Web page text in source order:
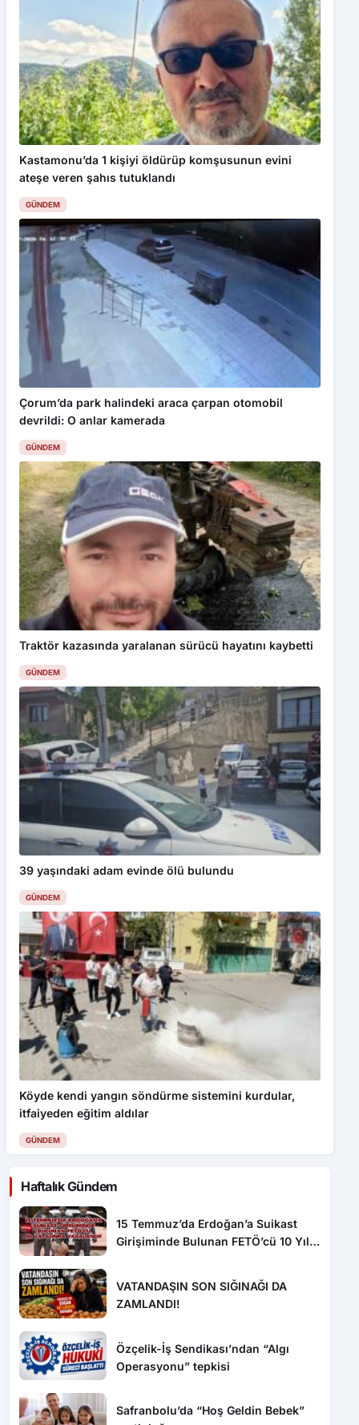
Hıdırnebi’de sel kapanı ile taşkın riski azalacak, doğa turizmi
canlanacak
Kastamonu’da 1 kişiyi öldürüp komşusunun evini
ateşe veren şahıs tutuklandı
GÜNDEM
Çorum’da park halindeki araca çarpan otomobil
devrildi: O anlar kamerada
GÜNDEM
Traktör kazasında yaralanan sürücü hayatını kaybetti
GÜNDEM
39 yaşındaki adam evinde ölü bulundu
GÜNDEM
Köyde kendi yangın söndürme sistemini kurdular,
itfaiyeden eğitim aldılar
GÜNDEM
Haftalık Gündem
15 Temmuz’da Erdoğan’a Suikast
Girişiminde Bulunan FETÖ’cü 10 Yıl
VATANDAŞIN SON SIĞINAĞI DA
ZAMLANDI!
Özçelik-İş Sendikası’ndan “Algı
Operasyonu” tepkisi
Safranbolu’da “Hoş Geldin Bebek”
Bu web sitesinde en iyi deneyimi yaşamanızı sağlamak için
çerezler kullanılmaktadır. Detaylar içinGizlilik Politikamız
inceleyebilirsiniz.
Kabul Et